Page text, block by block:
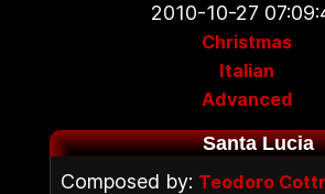
2010-10-27
Christmas
Italian
Advanced
Santa Lucia
Composed by: Teodoro